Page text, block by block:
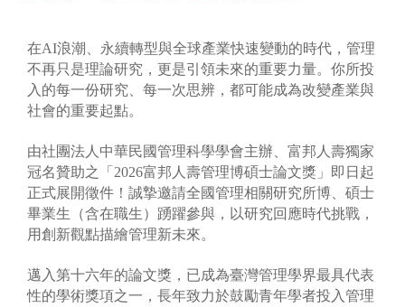
在AI浪潮、永續轉型與全球產業快速變動的時代，管理
不再只是理論研究，更是引領未來的重要力量。你所投
入的每一份研究、每一次思辨，都可能成為改變產業與
社會的重要起點。
由社團法人中華民國管理科學學會主辦、富邦人壽獨家
冠名贊助之「2026富邦人壽管理博碩士論文獎」即日起
正式展開徵件！誠摯邀請全國管理相關研究所博、碩士
畢業生（含在職生）踴躍參與，以研究回應時代挑戰，
用創新觀點描繪管理新未來。
邁入第十六年的論文獎，已成為臺灣管理學界最具代表
性的學術獎項之一，長年致力於鼓勵青年學者投入管理